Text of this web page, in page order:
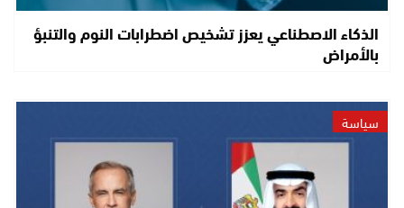
الذكاء الاصطناعي يعزز تشخيص اضطرابات النوم والتنبؤ
بالأمراض
سياسة